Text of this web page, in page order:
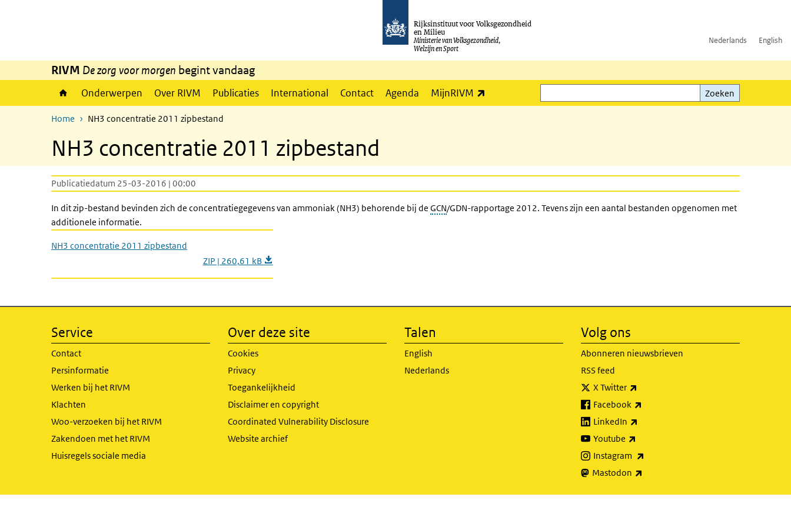
Rijksinstituut voor Volksgezondheid
en Milieu
Ministerie van Volksgezondheid,
Welzijn en Sport
Nederlands English
RIVM De zorg voor morgen begint vandaag
Onderwerpen Over RIVM Publicaties International Contact Agenda MijnRIVM
Zoeken
Zoeken
Home NH3 concentratie 2011 zipbestand
NH3 concentratie 2011 zipbestand
Publicatiedatum 25-03-2016 | 00:00
In dit zip-bestand bevinden zich de concentratiegegevens van ammoniak (NH3) behorende bij de GCN/GDN-rapportage 2012. Tevens zijn een aantal bestanden opgenomen met
additionele informatie.
NH3 concentratie 2011 zipbestand
ZIP | 260,61 kB
Service
Contact
Persinformatie
Werken bij het RIVM
Klachten
Woo-verzoeken bij het RIVM
Zakendoen met het RIVM
Huisregels sociale media
Over deze site
Cookies
Privacy
Toegankelijkheid
Disclaimer en copyright
Coordinated Vulnerability Disclosure
Website archief
Talen
English
Nederlands
Volg ons
Abonneren nieuwsbrieven
RSS feed
X Twitter
Facebook
LinkedIn
Youtube
Instagram
Mastodon